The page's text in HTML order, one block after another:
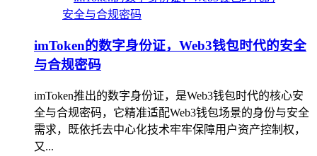
imToken的数字身份证，Web3钱包时代的安全
与合规密码
imToken推出的数字身份证，是Web3钱包时代的核心安
全与合规密码，它精准适配Web3钱包场景的身份与安全
需求，既依托去中心化技术牢牢保障用户资产控制权，
又...